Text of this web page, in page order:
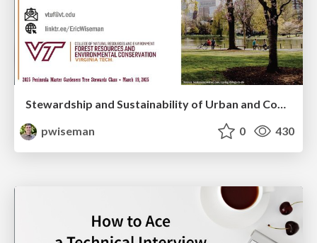
Stewardship and Sustainability of Urban and Community Forests
pwiseman
0 430